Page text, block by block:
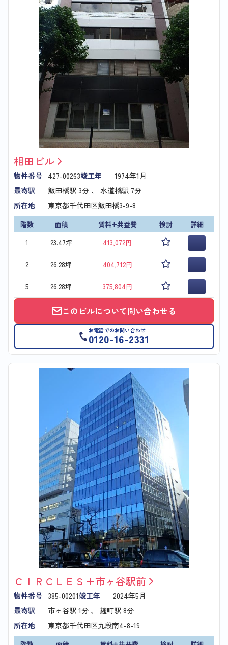
相田ビル
物件番号 427-00263竣工年
1974年1月
最寄駅
飯田橋駅 3分 、 水道橋駅 7分
所在地
東京都千代田区飯田橋3-9-8
階数 面積 賃料+共益費 検討
詳細
1
23.47坪 413,072円
2 26.28坪 404,712円
5 26.28坪 375,804円
このビルについて問い合わせる
お電話でのお問い合わせ
0120-16-2331
ＣＩＲＣＬＥＳ＋市ヶ谷駅前
物件番号 385-00201竣工年
2024年5月
最寄駅
市ヶ谷駅 1分 、 麹町駅 8分
所在地
東京都千代田区九段南4-8-19